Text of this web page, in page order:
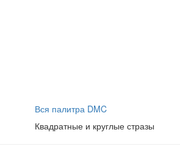
Вся палитра DMC
Квадратные и круглые стразы